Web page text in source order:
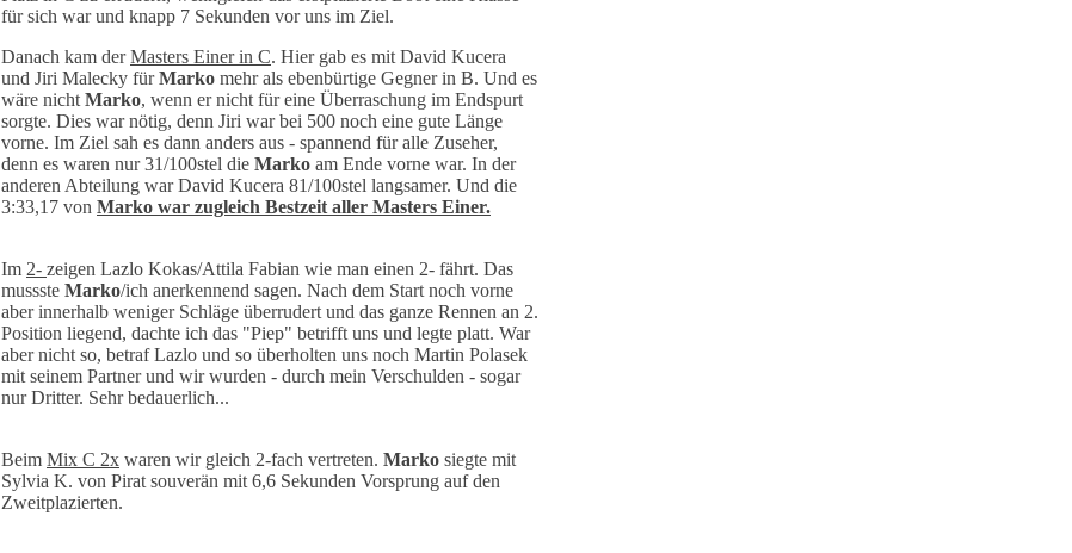
für sich war und knapp 7 Sekunden vor uns im Ziel.
Danach kam derMasters Einer in C. Hier gab es mit David Kucera
und Jiri Malecky fürMarko mehr als ebenbürtige Gegner in B. Und es
wäre nicht Marko, wenn er nicht für eine Überraschung im Endspurt
sorgte. Dies war nötig, denn Jiri war bei 500 noch eine gute Länge
vorne. Im Ziel sah es dann anders aus - spannend für alle Zuseher,
denn es waren nur 31/100stel die Marko am Ende vorne war. In der
anderen Abteilung war David Kucera 81/100stel langsamer. Und die
3:33,17 von Marko war zugleich Bestzeit aller Masters Einer.
Im 2- zeigen Lazlo Kokas/Attila Fabian wie man einen 2- fährt. Das
mussste Marko/ich anerkennend sagen. Nach dem Start noch vorne
aber innerhalb weniger Schläge überrudert und das ganze Rennen an 2.
Position liegend, dachte ich das "Piep" betrifft uns und legte platt. War
aber nicht so, betraf Lazlo und so überholten uns noch Martin Polasek
mit seinem Partner und wir wurden - durch mein Verschulden - sogar
nur Dritter. Sehr bedauerlich...
Beim Mix C 2x waren wir gleich 2-fach vertreten. Marko siegte mit
Sylvia K. von Pirat souverän mit 6,6 Sekunden Vorsprung auf den
Zweitplazierten.